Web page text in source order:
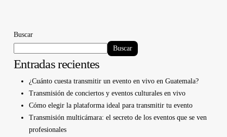
Buscar
Buscar
Entradas recientes
¿Cuánto cuesta transmitir un evento en vivo en Guatemala?
Transmisión de conciertos y eventos culturales en vivo
Cómo elegir la plataforma ideal para transmitir tu evento
Transmisión multicámara: el secreto de los eventos que se ven
profesionales